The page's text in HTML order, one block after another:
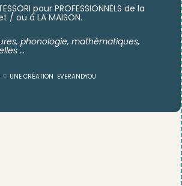
pour PROFESSIONNELS de la
et / ou à LA MAISON.
phonologie, mathématiques,
…
UNE CRÉATION EVERANDYOU